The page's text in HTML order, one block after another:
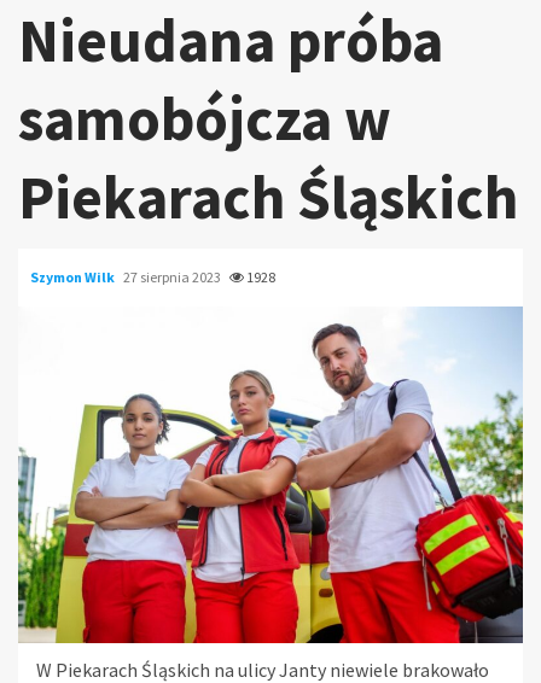
Nieudana próba
samobójcza w
Piekarach Śląskich
Szymon Wilk 27 sierpnia 2023 1928
W Piekarach Śląskich na ulicy Janty niewiele brakowało